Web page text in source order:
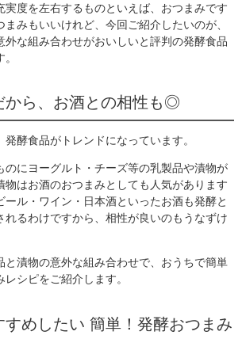
実度を左右するものといえば、おつまみです
まみもいいけれど、今回ご紹介したいのが、
外な組み合わせがおいしいと評判の発酵食品
から、お酒との相性も◎
酵食品がトレンドになっています。
のにヨーグルト・チーズ等の乳製品や漬物が
物はお酒のおつまみとしても人気があります
ール・ワイン・日本酒といったお酒も発酵と
れるわけですから、相性が良いのもうなずけ
と漬物の意外な組み合わせで、おうちで簡単
シピをご紹介します。
すめしたい 簡単！発酵おつまみ